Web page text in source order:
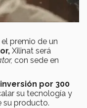
premio de un
Xilinat será
con sede en
por 300
su tecnología y
su producto.